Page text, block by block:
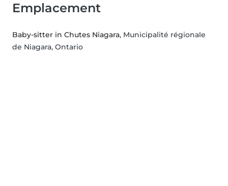
Emplacement
Baby-sitter in Chutes Niagara, Municipalité régionale
de Niagara, Ontario